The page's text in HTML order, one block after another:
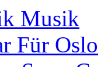
Musik
Für Oslo